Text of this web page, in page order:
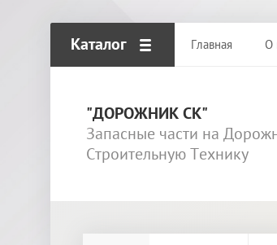
Каталог Главная О
"ДОРОЖНИК СК"
Запасные части на
Строительную Технику